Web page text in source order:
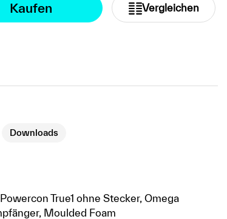
Kaufen Vergleichen
Downloads
True1 ohne Stecker, Omega
Moulded Foam